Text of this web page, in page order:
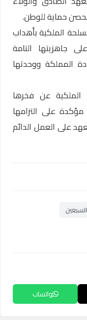
كحصن حماية للوطن.
الملكية بأهداب
جاهزيتها التامة
المملكة ووحدتها
عن فخرها
مؤكدة على التزامها
على العمل الدائم
واتساب